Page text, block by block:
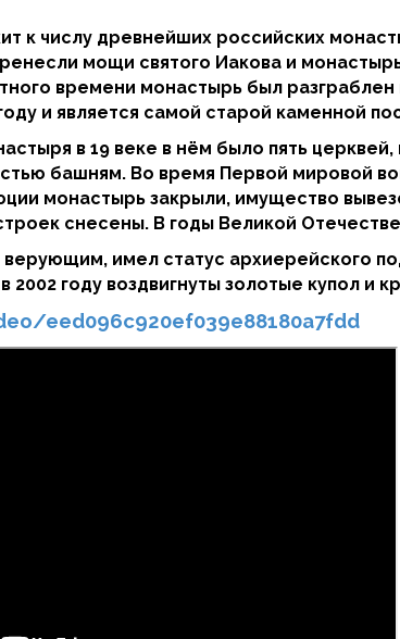
к числу древнейших российских
мощи святого Иакова и
времени монастырь был
и является самой старой каменной
в 19 веке в нём было пять
башням. Во время Первой мировой
монастырь закрыли, имущество
снесены. В годы Великой
имел статус архиерейского
2002 году воздвигнуты золотые купол и
eed096c920ef039e88180a7fdd